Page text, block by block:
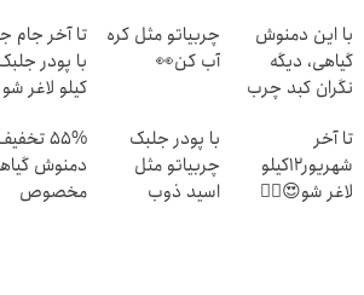
با این دمنوش
گیاهی، دیگه
نگران کبد چرب
چربیاتو مثل کره
آب کن👀
تا آخر جام
کیلو لاغر شو
تا آخر
شهریور12کیلو
لاغر شو😍👌🏻
با پودر جلبک
چربیاتو مثل
اسید ذوب
55%
دمنوش
مخصوص